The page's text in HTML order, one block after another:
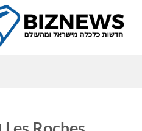
content